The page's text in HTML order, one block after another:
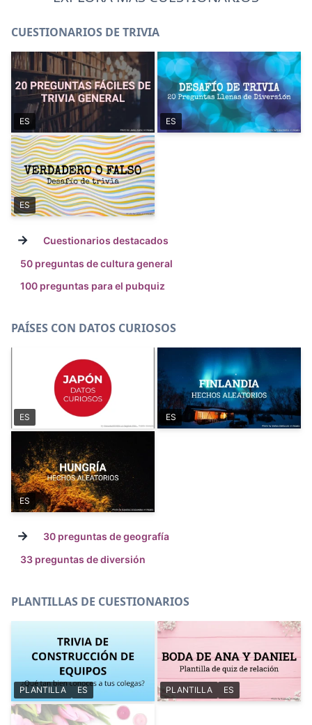
CUESTIONARIOS DE TRIVIA
ES ES
ES
→
Cuestionarios destacados
50 preguntas de cultura general
100 preguntas para el pubquiz
PAÍSES CON DATOS CURIOSOS
ES ES
ES
→
30 preguntas de geografía
33 preguntas de diversión
PLANTILLAS DE CUESTIONARIOS
PLANTILLA ES PLANTILLA ES